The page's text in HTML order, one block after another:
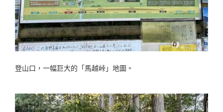
登山口，一幅巨大的「馬越峠」地圖。